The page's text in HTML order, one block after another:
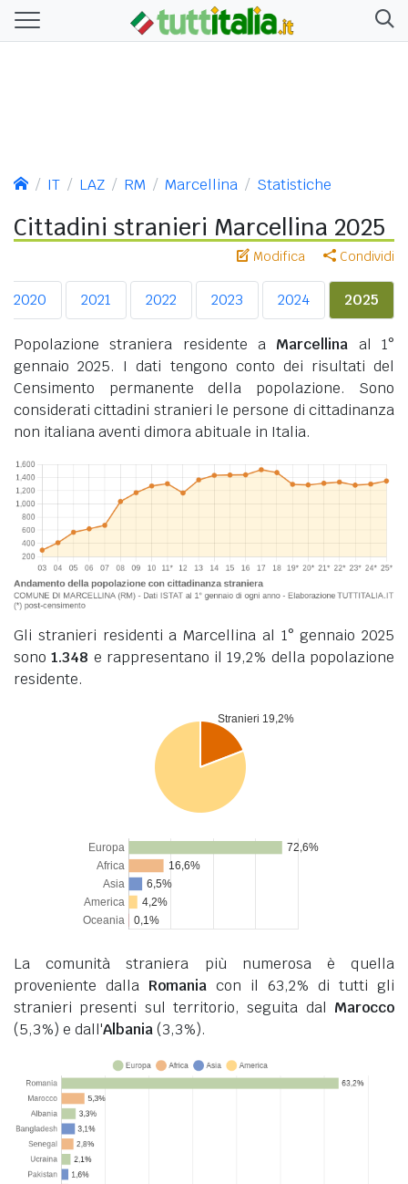
IT LAZ RM Marcellina Statistiche
Cittadini stranieri Marcellina 2025
Modifica Condividi
2020 2021 2022 2023 2024 2025
Popolazione straniera residente a Marcellina al 1°
gennaio 2025. I dati tengono conto dei risultati del
Censimento permanente della popolazione. Sono
considerati cittadini stranieri le persone di cittadinanza
non italiana aventi dimora abituale in Italia.
Gli stranieri residenti a Marcellina al 1° gennaio 2025
sono1.348 e rappresentano il 19,2% della popolazione
residente.
La comunità straniera più numerosa è quella
proveniente dalla Romania con il 63,2% di tutti gli
stranieri presenti sul territorio, seguita dal Marocco
(5,3%) e dall'Albania(3,3%).